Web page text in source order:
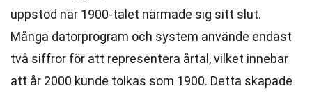
uppstod när 1900-talet närmade sig sitt slut.
Många datorprogram och system använde endast
två siffror för att representera årtal, vilket innebar
att år 2000 kunde tolkas som 1900. Detta skapade